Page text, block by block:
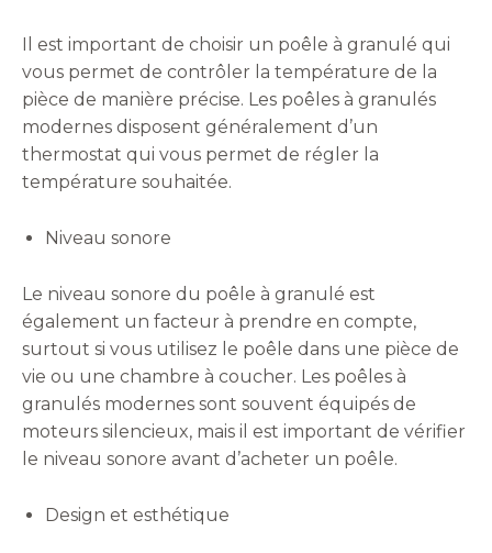
Il est important de choisir un poêle à granulé qui
vous permet de contrôler la température de la
pièce de manière précise. Les poêles à granulés
modernes disposent généralement d’un
thermostat qui vous permet de régler la
température souhaitée.
Niveau sonore
Le niveau sonore du poêle à granulé est
également un facteur à prendre en compte,
surtout si vous utilisez le poêle dans une pièce de
vie ou une chambre à coucher. Les poêles à
granulés modernes sont souvent équipés de
moteurs silencieux, mais il est important de vérifier
le niveau sonore avant d’acheter un poêle.
Design et esthétique